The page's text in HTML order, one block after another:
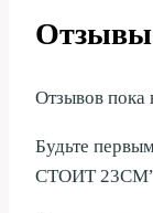
Отзывы
Отзывов пока
Будьте
СТОИТ